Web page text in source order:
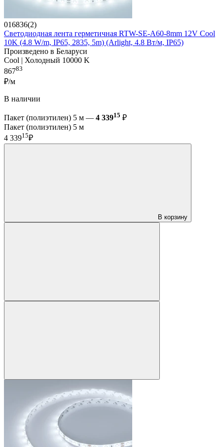
016836(2)
Светодиодная лента герметичная RTW-SE-A60-8mm 12V Cool
10K (4.8 W/m, IP65, 2835, 5m) (Arlight, 4.8 Вт/м, IP65)
Произведено в Беларуси
Cool | Холодный 10000 K
86783
₽/м
В наличии
Пакет (полиэтилен) 5 м — 4 33915 ₽
Пакет (полиэтилен) 5 м
4 33915₽
В корзину